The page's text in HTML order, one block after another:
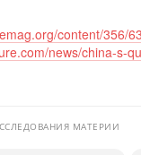
content/356/
news/china-s-
МАТЕРИИ